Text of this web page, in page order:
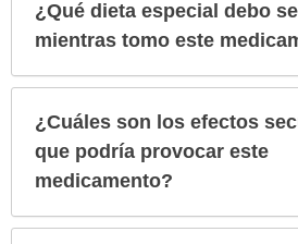
¿Qué dieta especial debo
mientras tomo este
¿Cuáles son los efectos
que podría provocar este
medicamento?